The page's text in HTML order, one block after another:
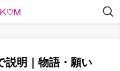
説明｜物語・願い